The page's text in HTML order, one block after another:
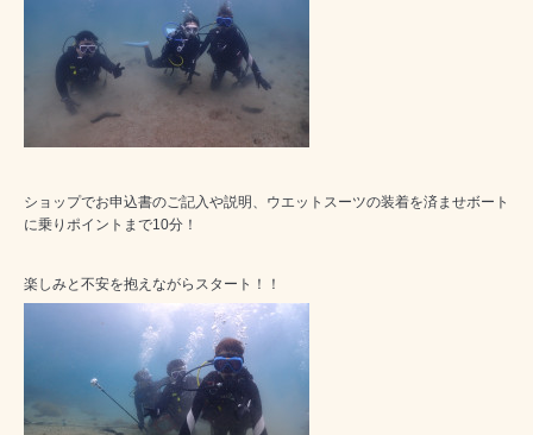
ショップでお申込書のご記入や説明、ウエットスーツの装着を済ませボート
に乗りポイントまで10分！
楽しみと不安を抱えながらスタート！！